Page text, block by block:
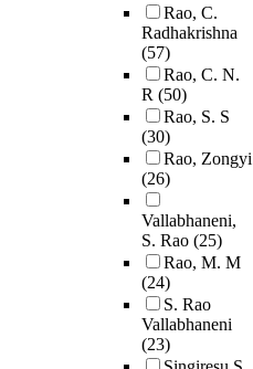
Rao, C.
Radhakrishna
(57)
Rao, C. N.
R (50)
Rao, S. S
(30)
Rao, Zongyi
(26)
Vallabhaneni,
S. Rao (25)
Rao, M. M
(24)
S. Rao
Vallabhaneni
(23)